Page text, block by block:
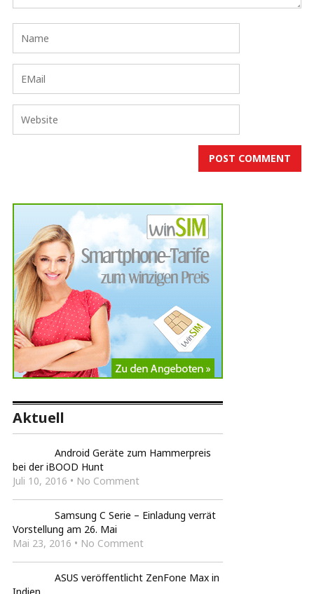
Aktuell
Android Geräte zum Hammerpreis
bei der iBOOD Hunt
Juli 10, 2016 • No Comment
Samsung C Serie – Einladung verrät
Vorstellung am 26. Mai
Mai 23, 2016 • No Comment
ASUS veröffentlicht ZenFone Max in